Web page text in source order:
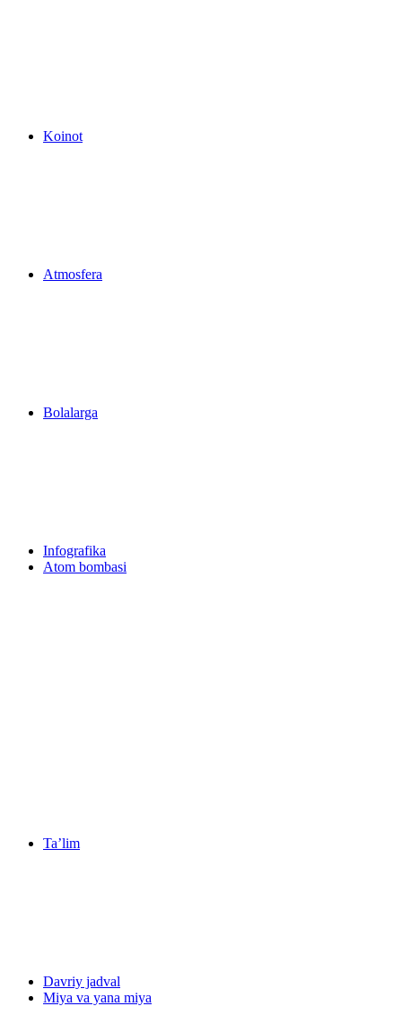
Koinot
Atmosfera
Bolalarga
Infografika
Atom bombasi
Ta’lim
Davriy jadval
Miya va yana miya